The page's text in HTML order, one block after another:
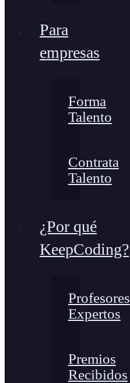
Para
empresas
Forma
Talento
Contrata
Talento
¿Por qué
KeepCoding?
Profesores
Expertos
Premios
Recibidos